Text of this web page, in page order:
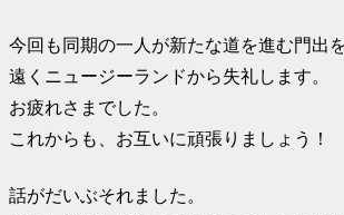
今回も同期の一人が新たな道を進む門出
遠くニュージーランドから失礼します。
お疲れさまでした。
これからも、お互いに頑張りましょう！
話がだいぶそれました。